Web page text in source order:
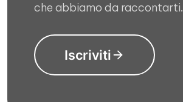
che abbiamo da raccontarti.
Iscriviti